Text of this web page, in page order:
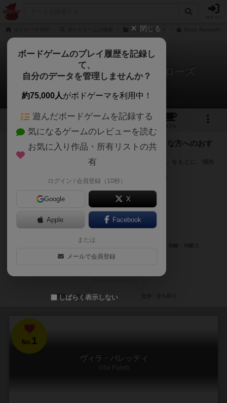
ブレイドロンド
ブレイドロンド外伝：クロスローズ
次のおすすめボードゲーム
1 2 5
カフェ
『ブレイドロンド外伝：クロスローズ』が好きな方へのおす
すめ
このゲームのトップページで投票された「プレイ感の評価」をもとに、傾向
※リストには一定の投票数がある作品のみを表示しています
No.1
ヴィラ・パレッティ
Villa Paletti
閉じる
ボードゲームのプレイ履歴を記録し
て、
自分のデータを管理しませんか？
約75,000人がボドゲーマを利用中！
遊んだボードゲームを記録する
気になるゲームのレビューを読む
お気に入り作品・所有リストの共
有
ログイン / 会員登録（10秒）
Google X
Apple Facebook
または
メールで会員登録
しばらく表示しない